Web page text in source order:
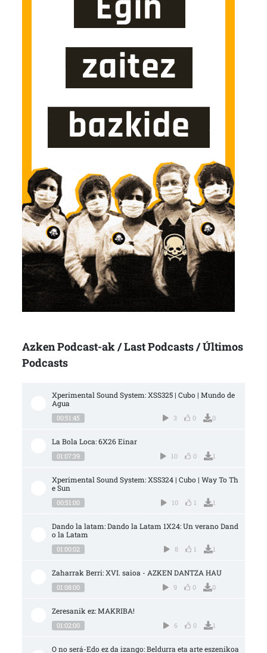
Azken Podcast-ak / Last Podcasts / Últimos
Podcasts
Xperimental Sound System: XSS325 | Cubo | Mundo de
Agua
00:51:45 3 0 0
La Bola Loca: 6X26 Einar
01:07:39 10 0 1
Xperimental Sound System: XSS324 | Cubo | Way To Th
e Sun
00:51:00 10 1 1
Dando la latam: Dando la Latam 1X24: Un verano Dand
o la Latam
01:00:02 8 1 1
Zaharrak Berri: XVI. saioa - AZKEN DANTZA HAU
01:08:00 9 0 0
Zeresanik ez: MAKRIBA!
01:02:00 6 0 1
O no será-Edo ez da izango: Beldurra eta arte eszenikoa